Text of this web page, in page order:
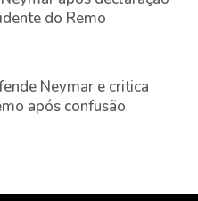
do Remo
Neymar e critica
após confusão